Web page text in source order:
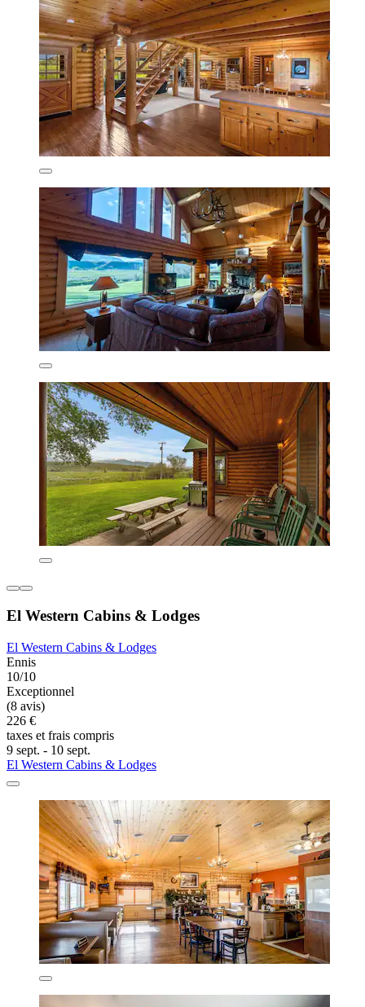
El Western Cabins & Lodges
El Western Cabins & Lodges
Ennis
10/10
Exceptionnel
(8 avis)
226 €
taxes et frais compris
9 sept. - 10 sept.
El Western Cabins & Lodges